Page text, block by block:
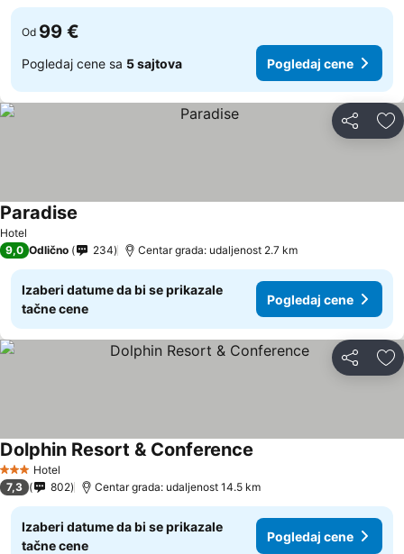
Od 99 €
Pogledaj cene sa 5 sajtova Pogledaj cene
Deli
Hotel
Paradise
9,0 Odlično 234 Centar grada: udaljenost 2.7 km
Izaberi datume da bi se prikazale
tačne cene
Pogledaj cene
Deli
3 Zvezdice
Hotel
Dolphin Resort & Conference
7,3 802 Centar grada: udaljenost 14.5 km
Izaberi datume da bi se prikazale
tačne cene
Pogledaj cene